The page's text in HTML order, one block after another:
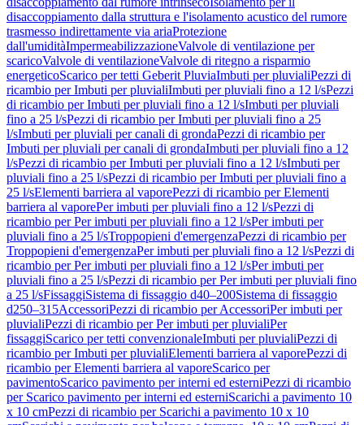
disaccoppiamento dalla struttura e l'isolamento acustico del rumore
trasmesso indirettamente via ariaProtezione
dall'umiditàImpermeabilizzazioneValvole di ventilazione per
scaricoValvole di ventilazioneValvole di ritegno a risparmio
energeticoScarico per tetti Geberit PluviaImbuti per pluvialiPezzi di
ricambio per Imbuti per pluvialiImbuti per pluviali fino a 12 l/sPezzi
di ricambio per Imbuti per pluviali fino a 12 l/sImbuti per pluviali
fino a 25 l/sPezzi di ricambio per Imbuti per pluviali fino a 25
l/sImbuti per pluviali per canali di grondaPezzi di ricambio per
Imbuti per pluviali per canali di grondaImbuti per pluviali fino a 12
l/sPezzi di ricambio per Imbuti per pluviali fino a 12 l/sImbuti per
pluviali fino a 25 l/sPezzi di ricambio per Imbuti per pluviali fino a
25 l/sElementi barriera al vaporePezzi di ricambio per Elementi
barriera al vaporePer imbuti per pluviali fino a 12 l/sPezzi di
ricambio per Per imbuti per pluviali fino a 12 l/sPer imbuti per
pluviali fino a 25 l/sTroppopieni d'emergenzaPezzi di ricambio per
Troppopieni d'emergenzaPer imbuti per pluviali fino a 12 l/sPezzi di
ricambio per Per imbuti per pluviali fino a 12 l/sPer imbuti per
pluviali fino a 25 l/sPezzi di ricambio per Per imbuti per pluviali fino
a 25 l/sFissaggiSistema di fissaggio d40–200Sistema di fissaggio
d250–315AccessoriPezzi di ricambio per AccessoriPer imbuti per
pluvialiPezzi di ricambio per Per imbuti per pluvialiPer
fissaggiScarico per tetti convenzionaleImbuti per pluvialiPezzi di
ricambio per Imbuti per pluvialiElementi barriera al vaporePezzi di
ricambio per Elementi barriera al vaporeScarico per
pavimentoScarico pavimento per interni ed esterniPezzi di ricambio
per Scarico pavimento per interni ed esterniScarichi a pavimento 10
x 10 cmPezzi di ricambio per Scarichi a pavimento 10 x 10